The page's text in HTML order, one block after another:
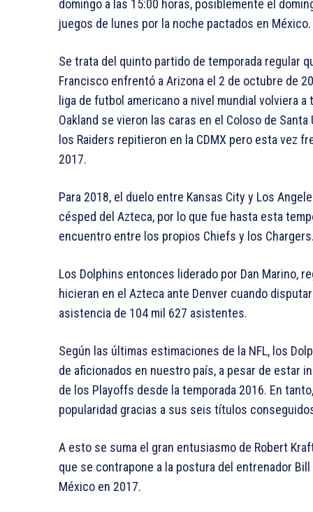
domingo a las 15:00 horas, posiblemente el
juegos de lunes por la noche pactados en México.
Se trata del quinto partido de temporada regular
Francisco enfrentó a Arizona el 2 de octubre de
liga de futbol americano a nivel mundial volviera
Oakland se vieron las caras en el Coloso de
los Raiders repitieron en la CDMX pero esta vez
2017.
Para 2018, el duelo entre Kansas City y Los
césped del Azteca, por lo que fue hasta esta
encuentro entre los propios Chiefs y los
Los Dolphins entonces liderado por Dan Marino,
hicieran en el Azteca ante Denver cuando
asistencia de 104 mil 627 asistentes.
Según las últimas estimaciones de la NFL, los
de aficionados en nuestro país, a pesar de estar
de los Playoffs desde la temporada 2016. En
popularidad gracias a sus seis títulos
A esto se suma el gran entusiasmo de Robert
que se contrapone a la postura del entrenador
México en 2017.